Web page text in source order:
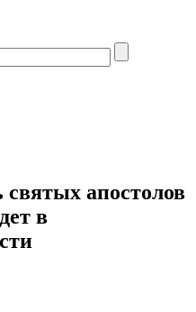
апостолов
в